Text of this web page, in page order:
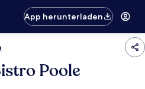
App herunterladen
Poole